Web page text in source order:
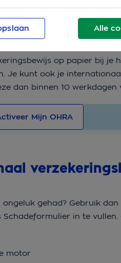
(zwart-wit) kopie of
altijd alle belangrijke
op papier bij je
Je kunt ook je
dan binnen 10 werkdagen
Mijn OHRA
gehad? Gebruik dan
in te vullen.
motor
Alle